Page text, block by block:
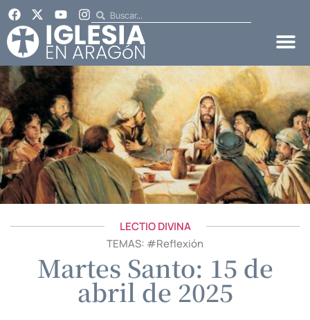
LECTIO DIVINA
TEMAS: #Reflexión
Martes Santo: 15 de
abril de 2025